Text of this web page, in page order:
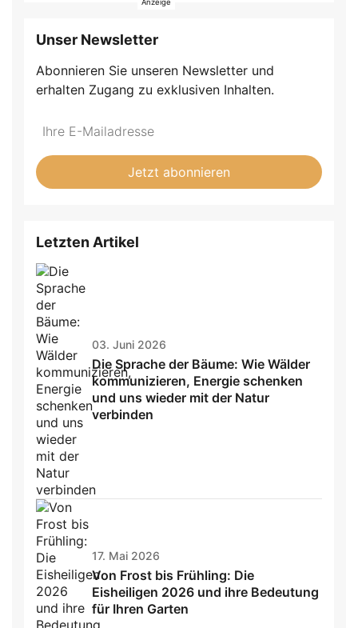
Unser Newsletter
Abonnieren Sie unseren Newsletter und
erhalten Zugang zu exklusiven Inhalten.
Do
fill
this
*Ihre
Mailadresse:
Jetzt abonnieren
Letzten Artikel
03. Juni 2026
Die Sprache der Bäume: Wie Wälder
kommunizieren, Energie schenken
und uns wieder mit der Natur
verbinden
17. Mai 2026
Von Frost bis Frühling: Die
Eisheiligen 2026 und ihre Bedeutung
für Ihren Garten